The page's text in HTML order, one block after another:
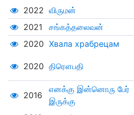
2022 விருமன்
2021
சங்கத்தலைவன்
2020 Хвала храбрецам
2020 திரௌபதி
2016
எனக்கு இன்னொரு பேர்
இருக்கு